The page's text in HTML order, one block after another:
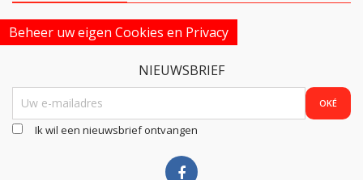
Beheer uw eigen Cookies en Privacy
NIEUWSBRIEF
Ik wil een nieuwsbrief ontvangen